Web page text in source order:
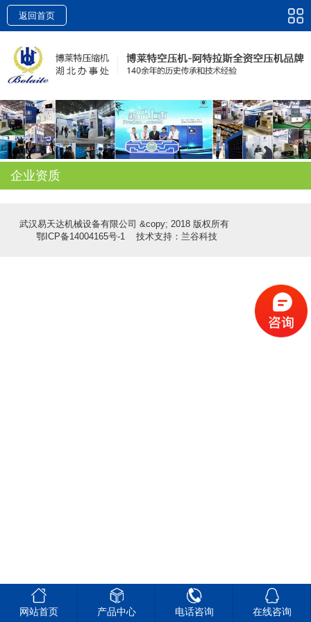
返回首页
企业资质
武汉易天达机械设备有限公司 &copy; 2018 版权所有
鄂ICP备14004165号-1 技术支持：兰谷科技

网站首页

产品中心

电话咨询

在线咨询